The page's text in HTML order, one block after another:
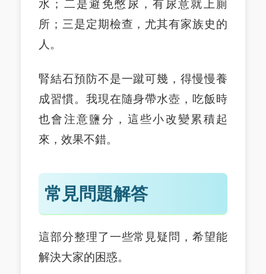
水；二是避免憋尿，有尿意就上廁
所；三是定期檢查，尤其有家族史的
人。
腎結石預防不是一蹴可幾，得慢慢養
成習慣。我現在隨身帶水壺，吃飯時
也會注意鹽分，這些小改變累積起
來，效果不錯。
常見問題解答
這部分整理了一些常見疑問，希望能
解決大家的困惑。